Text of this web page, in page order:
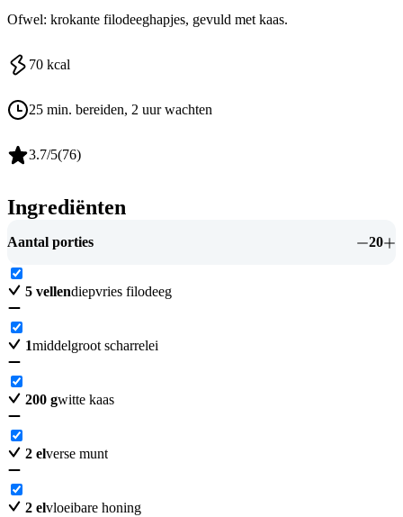
Ofwel: krokante filodeeghapjes, gevuld met kaas.
70 kcal
25 min. bereiden, 2 uur wachten
3.7/5(76)
Ingrediënten
Aantal porties 20
5 vellendiepvries filodeeg
1middelgroot scharrelei
200 gwitte kaas
2 elverse munt
2 elvloeibare honing